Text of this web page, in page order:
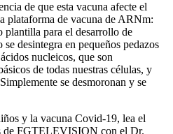
de que esta vacuna afecte el
plataforma de vacuna de ARNm:
plantilla para el desarrollo de
desintegra en pequeños pedazos
nucleicos, que son
de todas nuestras células, y
se desmoronan y se
y la vacuna Covid-19, lea el
de FGTELEVISION con el Dr.